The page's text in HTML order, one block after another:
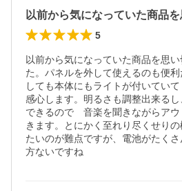
5
以前から気になっていた商品を思
た。パネルを外して使えるのも便
しても本体にもライトが付いてい
感心します。明るさも調整出来る
できるので　音楽を聞きながらア
きます。とにかく至れり尽くせり
たいのが難点ですが、電池がたく
方ないですね